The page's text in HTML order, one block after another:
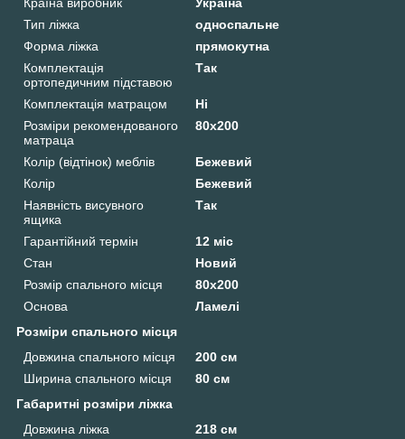
Тип ліжка
односпальне
Форма ліжка
прямокутна
Комплектація
ортопедичним підставою
Так
Комплектація матрацом
Ні
Розміри рекомендованого
матраца
80х200
Колір (відтінок) меблів
Бежевий
Колір
Бежевий
Наявність висувного
ящика
Так
Гарантійний термін
12 міс
Стан
Новий
Розмір спального місця
80х200
Основа
Ламелі
Розміри спального місця
Довжина спального місця
200 см
Ширина спального місця
80 см
Габаритні розміри ліжка
Довжина ліжка
218 см